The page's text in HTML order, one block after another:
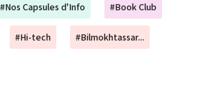
#Nos Capsules d'Info #Book Club
#Hi-tech #Bilmokhtassar...